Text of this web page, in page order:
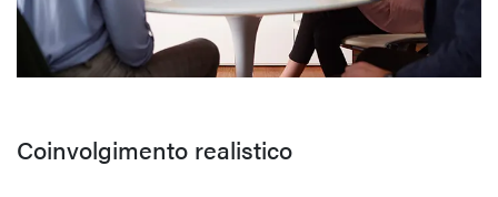
Coinvolgimento realistico